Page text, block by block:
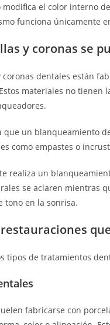
modifica el color interno
funciona únicamente
y coronas se
coronas dentales están
materiales no tienen
que un blanqueamiento
como empastes o
realiza un
se aclaren mientras
tono en la sonrisa.
tipos de tratamientos
fabricarse con